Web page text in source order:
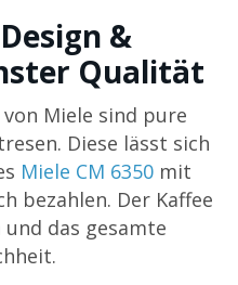
&
Qualität
Miele sind pure
Diese lässt sich
Miele CM 6350 mit
bezahlen. Der Kaffee
das gesamte